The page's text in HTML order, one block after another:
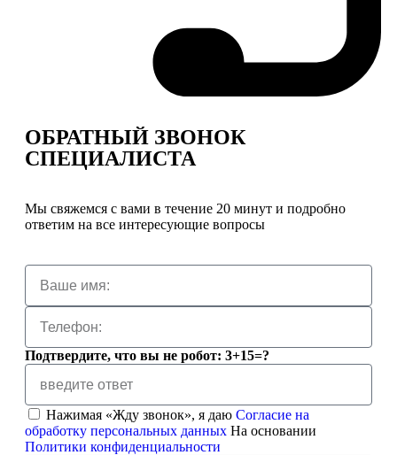
ОБРАТНЫЙ ЗВОНОК
СПЕЦИАЛИСТА
Мы свяжемся с вами в течение 20 минут и подробно
ответим на все интересующие вопросы
Подтвердите, что вы не робот: 3+15=?
Нажимая «Жду звонок», я даю Согласие на
обработку персональных данных На основании
Политики конфиденциальности